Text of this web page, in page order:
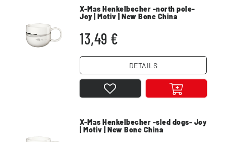
X-Mas Henkelbecher -north pole-
Joy | Motiv | New Bone China
13,49 €
DETAILS
X-Mas Henkelbecher -sled dogs- Joy
| Motiv | New Bone China